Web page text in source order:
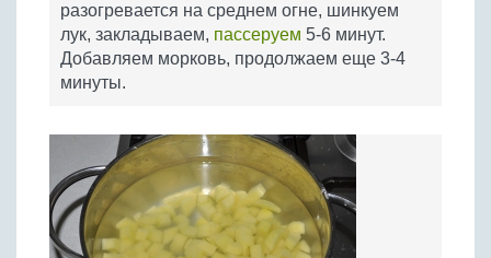
разогревается на среднем огне, шинкуем
лук, закладываем, пассеруем 5-6 минут.
Добавляем морковь, продолжаем еще 3-4
минуты.